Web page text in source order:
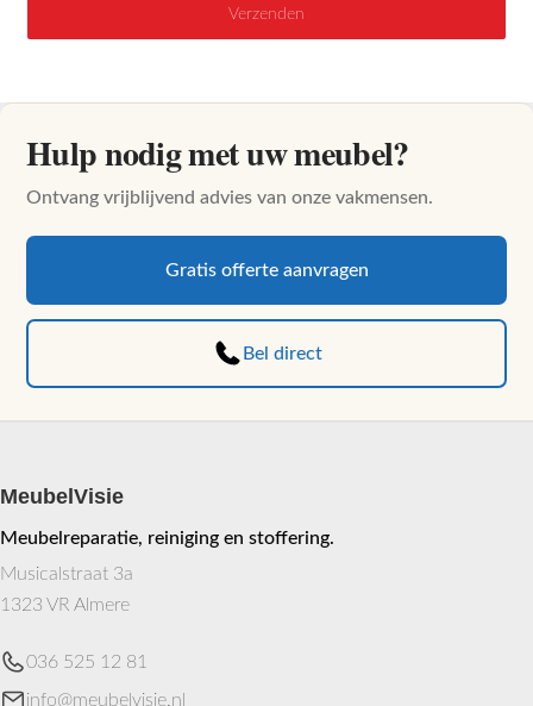
Hulp nodig met uw meubel?
Ontvang vrijblijvend advies van onze vakmensen.
Gratis offerte aanvragen
Bel direct
MeubelVisie
Meubelreparatie, reiniging en stoffering.
Musicalstraat 3a
1323 VR Almere
036 525 12 81
info@meubelvisie.nl